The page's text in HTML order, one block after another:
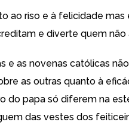
ao riso e à felicidade
e diverte quem não
e as novenas católicas
as outras quanto à
do papa só diferem na
das vestes dos